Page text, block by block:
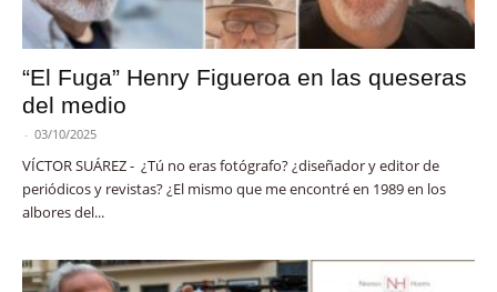
“El Fuga” Henry Figueroa en las queseras
del medio
- 03/10/2025
VÍCTOR SUÁREZ - ¿Tú no eras fotógrafo? ¿diseñador y editor de
periódicos y revistas? ¿El mismo que me encontré en 1989 en los
albores del...